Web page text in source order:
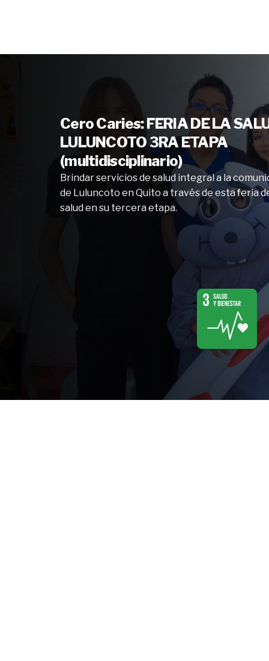
Cero Caries: FERIA DE LA
LULUNCOTO 3RA ETAPA
(multidisciplinario)
Brindar servicios de salud integral a la
de Luluncoto en Quito a través de esta feria
salud en su tercera etapa.